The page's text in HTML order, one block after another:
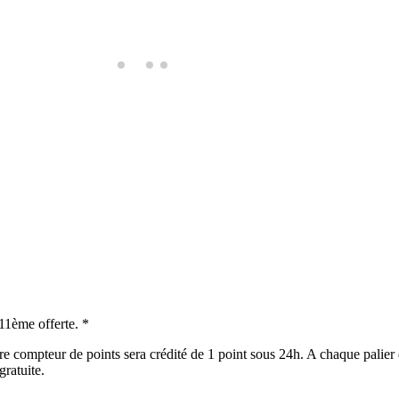
offerte. *
de points sera crédité de 1 point sous 24h. A chaque